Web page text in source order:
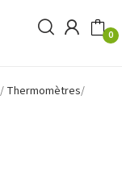
0
Thermomètres